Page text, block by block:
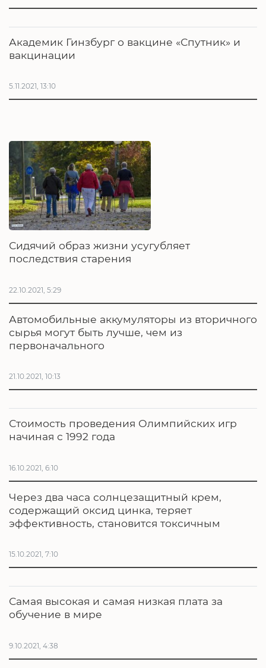
Академик Гинзбург о вакцине «Спутник» и
вакцинации
5.11.2021, 13:10
Сидячий образ жизни усугубляет
последствия старения
22.10.2021, 5:29
Автомобильные аккумуляторы из вторичного
сырья могут быть лучше, чем из
первоначального
21.10.2021, 10:13
Стоимость проведения Олимпийских игр
начиная с 1992 года
16.10.2021, 6:10
Через два часа солнцезащитный крем,
содержащий оксид цинка, теряет
эффективность, становится токсичным
15.10.2021, 7:10
Самая высокая и самая низкая плата за
обучение в мире
9.10.2021, 4:38